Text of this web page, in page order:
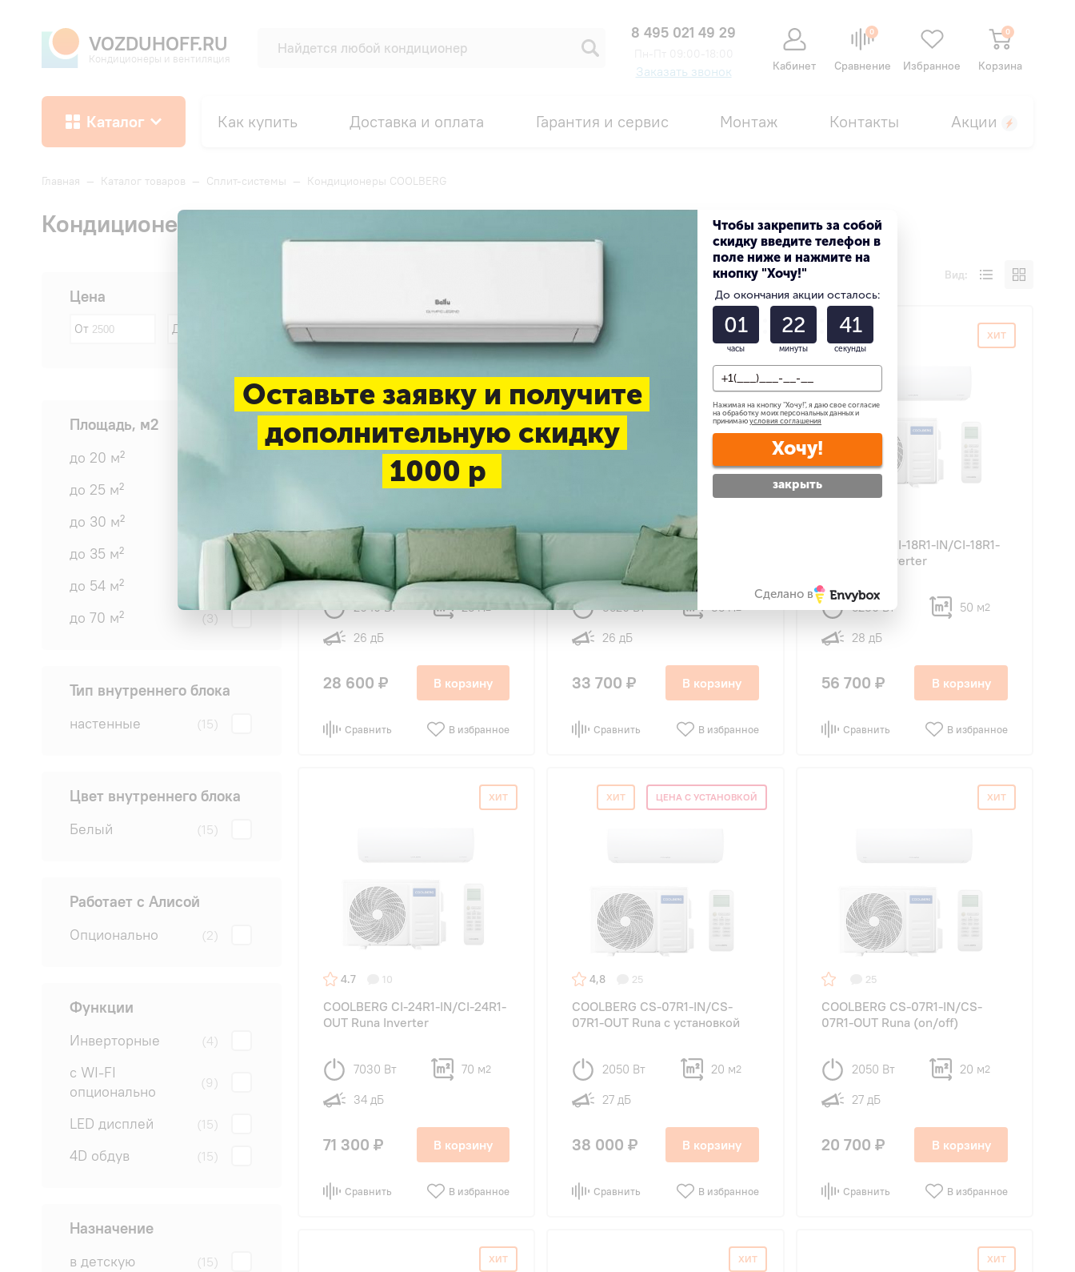
VOZDUHOFF.RU
Кондиционеры и вентиляция
8 495 021 49 29
Заказать звонок Кабинет
0
Сравнение Избранное
0
Корзина
Каталог Как купить Доставка и оплата Гарантия и сервис Монтаж Контакты Акции
Главная — Каталог товаров — Сплит-системы — Кондиционеры СOOLBERG
Кондиционеры СOOLBERG
Цена
От До
Площадь, м2
до 20 м² (3)
до 25 м²
до 30 м²
до 35 м²
до 54 м²
до 70 м² (3)
Тип внутреннего блока
настенные (15)
Цвет внутреннего блока
Белый (15)
Работает с Алисой
Опционально (2)
Функции
Инверторные (4)
с WI-FI
опционально
(9)
LED дисплей (15)
4D обдув (15)
Назначение
в детскую (15)
Вид:
COOLBERG CI-09R1-IN/CI-09R1-
OUT Runa Inverter
2640 Вт 25 м2
26 дБ
28 600 ₽ В корзину
Сравнить В избранное
ХИТ
COOLBERG CI-12R1-IN/CI-12R1-
OUT Runa Inverter
3520 Вт 35 м2
26 дБ
33 700 ₽ В корзину
Сравнить В избранное
ХИТ
COOLBERG CI-18R1-IN/CI-18R1-
OUT Runa Inverter
5280 Вт 50 м2
28 дБ
56 700 ₽ В корзину
Сравнить В избранное
ХИТ
4.7 10
COOLBERG CI-24R1-IN/CI-24R1-
OUT Runa Inverter
7030 Вт 70 м2
34 дБ
71 300 ₽ В корзину
Сравнить В избранное
ХИТ ЦЕНА С УСТАНОВКОЙ
4,8 25
COOLBERG CS-07R1-IN/CS-
07R1-OUT Runa с установкой
2050 Вт 20 м2
27 дБ
38 000 ₽ В корзину
Сравнить В избранное
ХИТ
25
COOLBERG CS-07R1-IN/CS-
07R1-OUT Runa (on/off)
2050 Вт 20 м2
27 дБ
20 700 ₽ В корзину
Сравнить В избранное
ХИТ ХИТ ХИТ
Оставьте заявку и получите
дополнительную скидку
1000 р
Чтобы закрепить за собой
скидку введите телефон в
поле ниже и нажмите на
кнопку "Хочу!"
До окончания акции осталось:
01
часы
22
минуты
40
секунды
Нажимая на кнопку "Хочу!", я даю свое согласие
на обработку моих персональных данных и
принимаю условия соглашения
Хочу!
закрыть
Сделано в